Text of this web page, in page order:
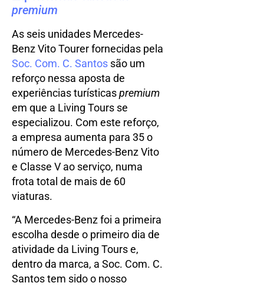
premium
As seis unidades Mercedes-
Benz Vito Tourer fornecidas pela
Soc. Com. C. Santos são um
reforço nessa aposta de
experiências turísticaspremium
em que a Living Tours se
especializou. Com este reforço,
a empresa aumenta para 35 o
número de Mercedes-Benz Vito
e Classe V ao serviço, numa
frota total de mais de 60
viaturas.
“A Mercedes-Benz foi a primeira
escolha desde o primeiro dia de
atividade da Living Tours e,
dentro da marca, a Soc. Com. C.
Santos tem sido o nosso